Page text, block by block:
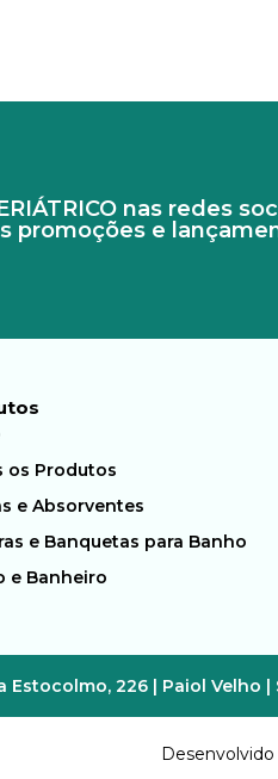
nas redes
promoções e
os Produtos
e Absorventes
e Banquetas para Banho
e Banheiro
Estocolmo, 226 | Paiol Velho
Desenvolvido